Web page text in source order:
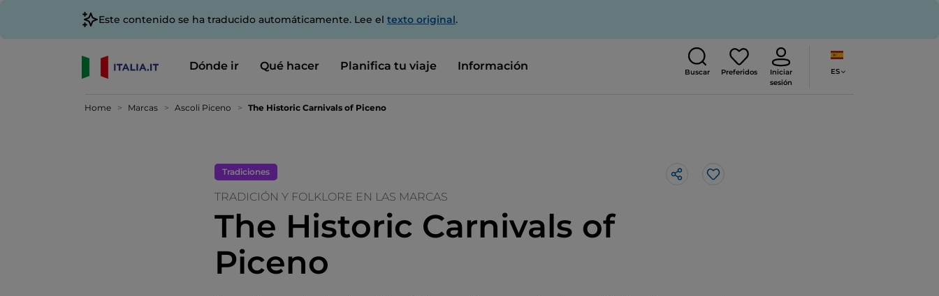
Este contenido se ha traducido automáticamente. Lee el texto original.
Dónde ir Qué hacer Planifica tu viaje Información Buscar Preferidos
Iniciar
sesión
ES
Home Marcas Ascoli Piceno The Historic Carnivals of Piceno
Tradiciones
TRADICIÓN Y FOLKLORE EN LAS MARCAS
The Historic Carnivals of
Piceno
Me gusta